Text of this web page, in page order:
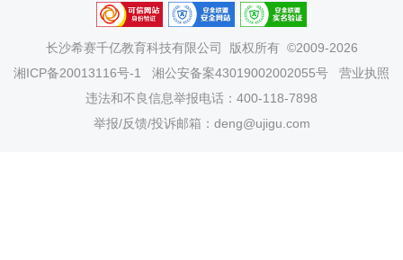
长沙希赛千亿教育科技有限公司
版权所有 ©2009-2026
湘ICP备20013116号-1
湘公安备案43019002002055号
营业执照
违法和不良信息举报电话：400-118-7898
举报/反馈/投诉邮箱：deng@ujigu.com